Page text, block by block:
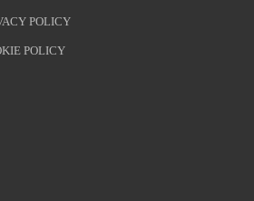
POLICY
POLICY